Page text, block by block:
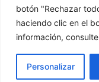
botón "Rechazar
haciendo clic en el
información,
Personalizar
© 2026 El